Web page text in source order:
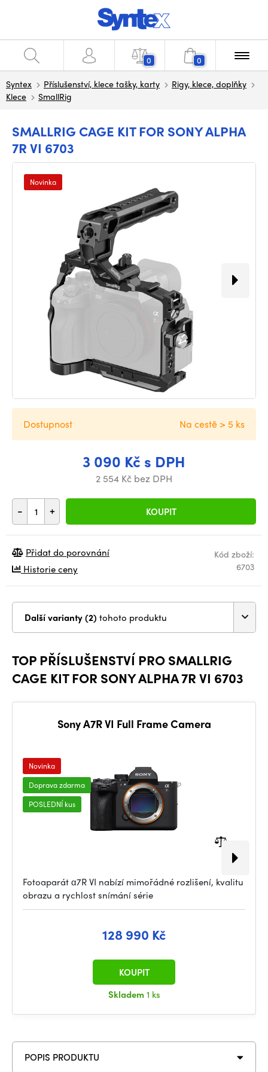
0 0
Syntex Příslušenství, klece tašky, karty
Rigy, klece, doplňky
Klece
SmallRig
SMALLRIG CAGE KIT FOR SONY ALPHA
7R VI 6703
Novinka
3 090 Kč s DPH
2 554 Kč bez DPH
- + KOUPIT
Dostupnost Na cestě > 5 ks
Kód zboží:
6703
Přidat do porovnání
Historie ceny
Další varianty (2) tohoto produktu
TOP PŘÍSLUŠENSTVÍ PRO SMALLRIG
CAGE KIT FOR SONY ALPHA 7R VI 6703
Sony A7R VI Full Frame Camera
Novinka
Doprava zdarma
POSLEDNÍ kus
Fotoaparát α7R VI nabízí mimořádné rozlišení, kvalitu
obrazu a rychlost snímání série
128 990 Kč
Skladem1 ks
KOUPIT
POPIS PRODUKTU